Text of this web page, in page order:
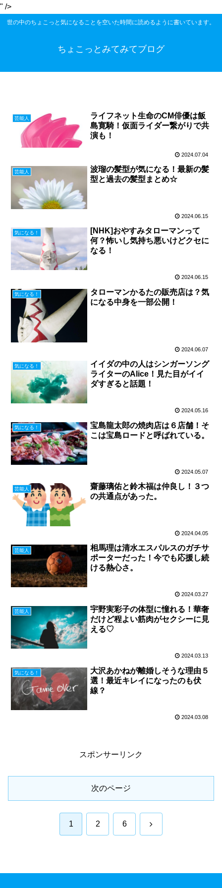
" />
世の中のちょこっと気になることを空いた時間に読めるように書いています。
ちょこっとみてみてブログ
芸能人
ライフネット生命のCM俳優は飯
島寛騎！仮面ライダー繋がりで共
演も！
2024.07.04
芸能人
波瑠の髪型が気になる！最新の髪
型と過去の髪型まとめ☆
2024.06.15
気になる！
[NHK]おやすみタローマンって
何？怖いし気持ち悪いけどクセに
なる！
2024.06.15
気になる！
タローマンかるたの販売店は？気
になる中身を一部公開！
2024.06.07
気になる！
イイダの中の人はシンガーソング
ライターのAlice！見た目がイイ
ダすぎると話題！
2024.05.16
気になる！
宝島龍太郎の焼肉店は６店舗！そ
こは宝島ロードと呼ばれている。
2024.05.07
芸能人
齋藤璃佑と鈴木福は仲良し！３つ
の共通点があった。
2024.04.05
芸能人
相馬理は清水エスパルスのガチサ
ポーターだった！今でも応援し続
ける熱心さ。
2024.03.27
芸能人
宇野実彩子の体型に憧れる！華奢
だけど程よい筋肉がセクシーに見
える♡
2024.03.13
気になる！
大沢あかねが離婚しそうな理由５
選！最近キレイになったのも伏
線？
2024.03.08
スポンサーリンク
次のページ
1 2 6 次